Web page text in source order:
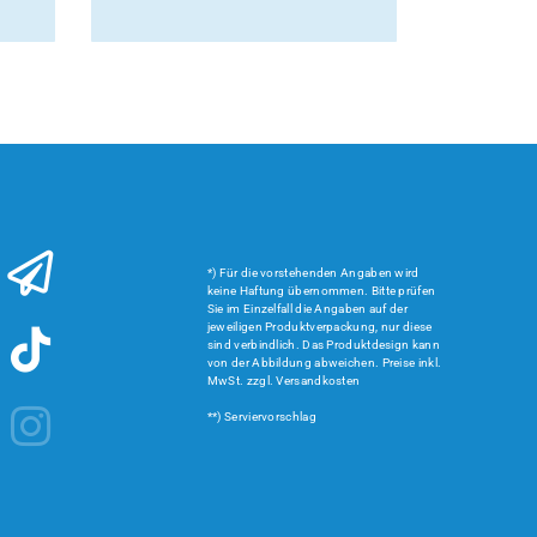
*) Für die vorstehenden Angaben wird
keine Haftung übernommen. Bitte prüfen
Sie im Einzelfall die Angaben auf der
jeweiligen Produktverpackung, nur diese
sind verbindlich. Das Produktdesign kann
von der Abbildung abweichen. Preise inkl.
MwSt. zzgl. Versandkosten
**) Serviervorschlag